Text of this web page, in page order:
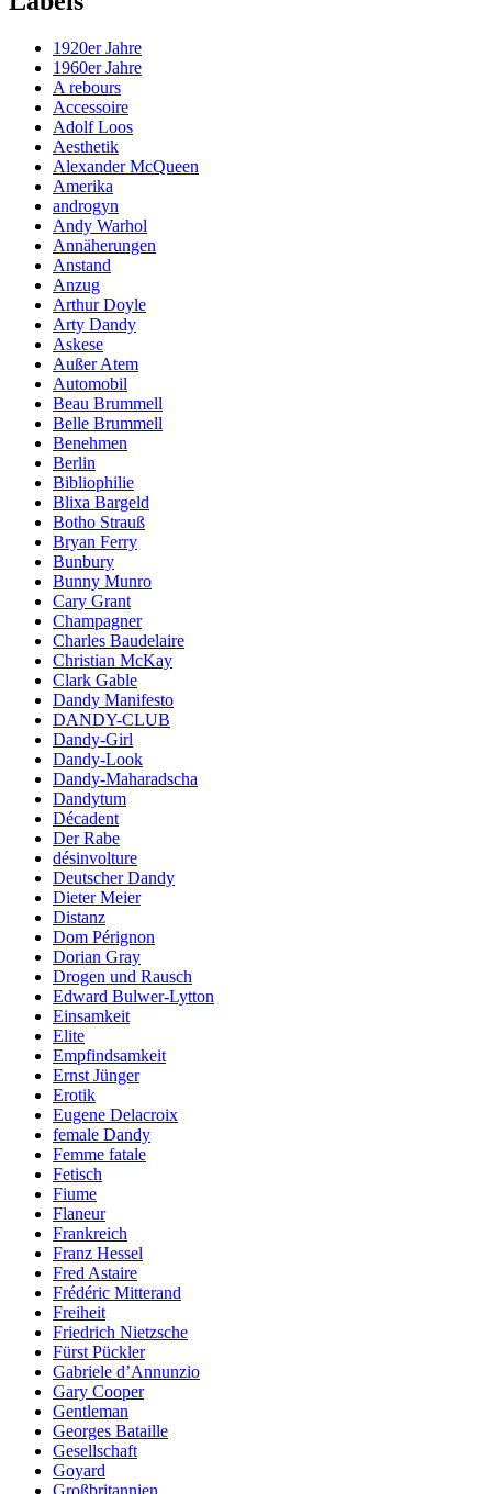
1920er Jahre
1960er Jahre
A rebours
Accessoire
Adolf Loos
Aesthetik
Alexander McQueen
Amerika
androgyn
Andy Warhol
Annäherungen
Anstand
Anzug
Arthur Doyle
Arty Dandy
Askese
Außer Atem
Automobil
Beau Brummell
Belle Brummell
Benehmen
Berlin
Bibliophilie
Blixa Bargeld
Botho Strauß
Bryan Ferry
Bunbury
Bunny Munro
Cary Grant
Champagner
Charles Baudelaire
Christian McKay
Clark Gable
Dandy Manifesto
DANDY-CLUB
Dandy-Girl
Dandy-Look
Dandy-Maharadscha
Dandytum
Décadent
Der Rabe
désinvolture
Deutscher Dandy
Dieter Meier
Distanz
Dom Pérignon
Dorian Gray
Drogen und Rausch
Edward Bulwer-Lytton
Einsamkeit
Elite
Empfindsamkeit
Ernst Jünger
Erotik
Eugene Delacroix
female Dandy
Femme fatale
Fetisch
Fiume
Flaneur
Frankreich
Franz Hessel
Fred Astaire
Frédéric Mitterand
Freiheit
Friedrich Nietzsche
Fürst Pückler
Gabriele d’Annunzio
Gary Cooper
Gentleman
Georges Bataille
Gesellschaft
Goyard
Großbritannien